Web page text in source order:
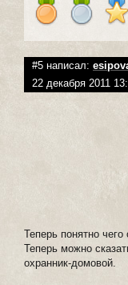
#5 написал:
22 декабря 2011
Теперь понятно
Теперь можно
охранник-домовой.